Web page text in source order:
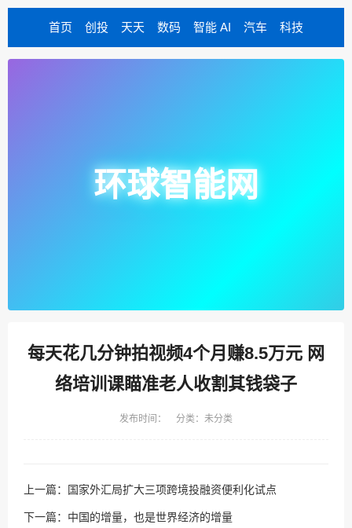
首页 创投 天天 数码 智能 AI 汽车 科技
环球智能网
每天花几分钟拍视频4个月赚8.5万元 网
络培训课瞄准老人收割其钱袋子
发布时间： 分类：未分类
上一篇： 国家外汇局扩大三项跨境投融资便利化试点
下一篇： 中国的增量，也是世界经济的增量